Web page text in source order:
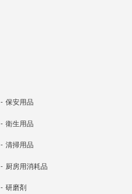
保安用品
衛生用品
清掃用品
厨房用消耗品
研磨剤